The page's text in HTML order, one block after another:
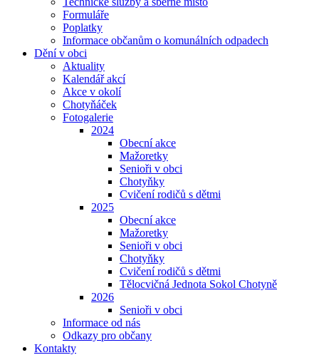
Formuláře
Poplatky
Informace občanům o komunálních odpadech
Dění v obci
Aktuality
Kalendář akcí
Akce v okolí
Chotyňáček
Fotogalerie
2024
Obecní akce
Mažoretky
Senioři v obci
Chotyňky
Cvičení rodičů s dětmi
2025
Obecní akce
Mažoretky
Senioři v obci
Chotyňky
Cvičení rodičů s dětmi
Tělocvičná Jednota Sokol Chotyně
2026
Senioři v obci
Informace od nás
Odkazy pro občany
Kontakty